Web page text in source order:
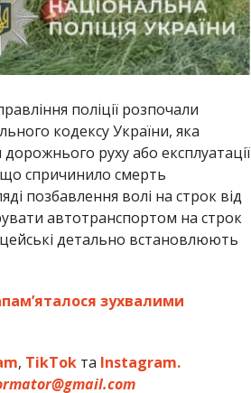
поліції розпочали
кодексу України, яка
руху або експлуатації
спричинило смерть
позбавлення волі на строк від
автотранспортом на строк
детально встановлюють
зухвалими
, TikTok та Instagram.